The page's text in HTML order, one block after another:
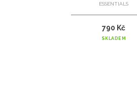
ESSENTIALS
790 Kč
SKLADEM